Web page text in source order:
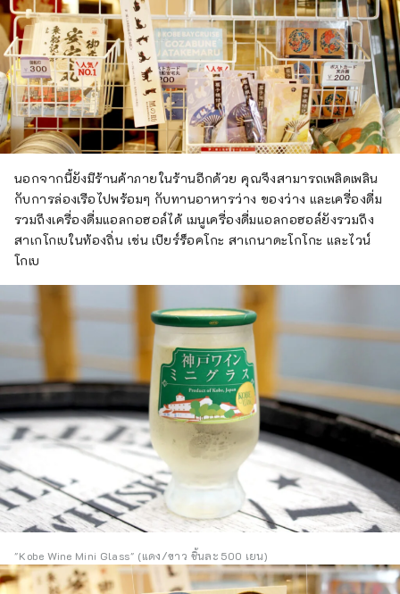
นอกจากนี้ยังมีร้านค้าภายในร้านอีกด้วย คุณจึงสามารถเพลิดเพลิน
กับการล่องเรือไปพร้อมๆ กับทานอาหารว่าง ของว่าง และเครื่องดื่ม
รวมถึงเครื่องดื่มแอลกอฮอล์ได้ เมนูเครื่องดื่มแอลกอฮอล์ยังรวมถึง
สาเกโกเบในท้องถิ่น เช่น เบียร์ร็อคโกะ สาเกนาดะโกโกะ และไวน์
โกเบ
"Kobe Wine Mini Glass" (แดง/ขาว ชิ้นละ 500 เยน)